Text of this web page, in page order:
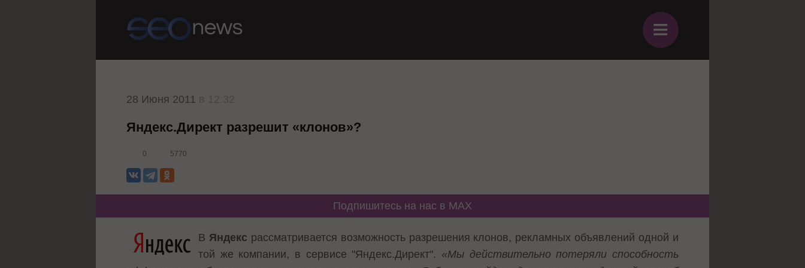
≡
28 Июня 2011
Яндекс.Директ разрешит «клонов»?
0 5770
Подпишитесь на нас в MAX
В Яндекс рассматривается возможность разрешения клонов, рекламных объявлений одной и
той же компании, в сервисе "Яндекс.Директ". «Мы действительно потеряли способность